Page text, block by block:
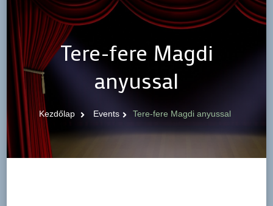
Tere-fere Magdi
anyussal
Kezdőlap Events Tere-fere Magdi anyussal